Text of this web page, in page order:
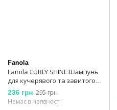
Fanola
Fanola CURLY SHINE Шампунь
для кучерявого та завитого
волосся 350 мл
236 грн 295 грн
Немає в наявності